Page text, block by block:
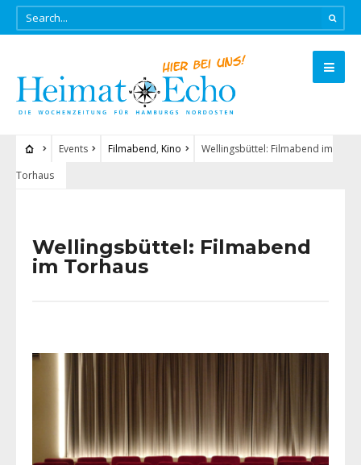
Events Filmabend, Kino
Wellingsbüttel: Filmabend im
Torhaus
Wellingsbüttel: Filmabend
im Torhaus